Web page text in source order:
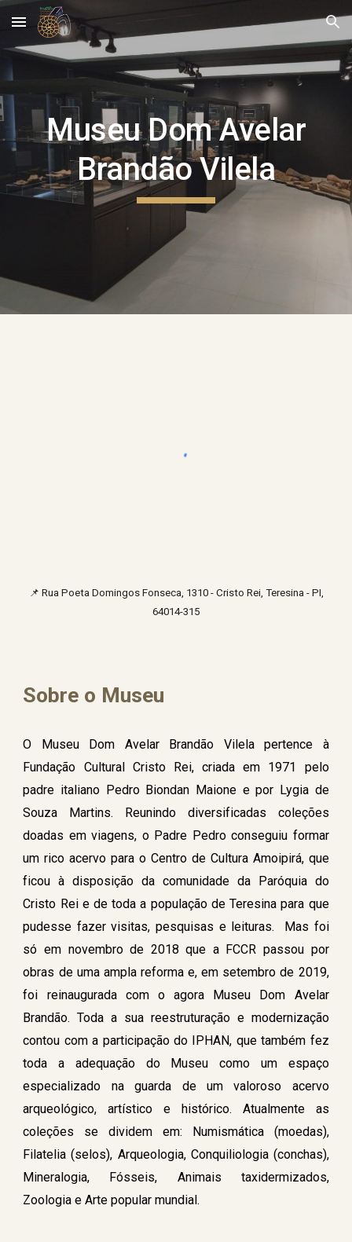
Skip to main content Skip to navigation
Museu Dom Avelar
Brandão Vilela
📌 Rua Poeta Domingos Fonseca, 1310 - Cristo Rei, Teresina - PI,
64014-315
Sobre o Museu
O Museu Dom Avelar Brandão Vilela pertence à
Fundação Cultural Cristo Rei, criada em 1971 pelo
padre italiano Pedro Biondan Maione e por Lygia de
Souza Martins. Reunindo diversificadas coleções
doadas em viagens, o Padre Pedro conseguiu formar
um rico acervo para o Centro de Cultura Amoipirá, que
ficou à disposição da comunidade da Paróquia do
Cristo Rei e de toda a população de Teresina para que
pudesse fazer visitas, pesquisas e leituras. Mas foi
só em novembro de 2018 que a FCCR passou por
obras de uma ampla reforma e, em setembro de 2019,
foi reinaugurada com o agora Museu Dom Avelar
Brandão. Toda a sua reestruturação e modernização
contou com a participação do IPHAN, que também fez
toda a adequação do Museu como um espaço
especializado na guarda de um valoroso acervo
arqueológico, artístico e histórico. Atualmente as
coleções se dividem em: Numismática (moedas),
Filatelia (selos), Arqueologia, Conquiliologia (conchas),
Mineralogia, Fósseis, Animais taxidermizados,
Zoologia e Arte popular mundial.